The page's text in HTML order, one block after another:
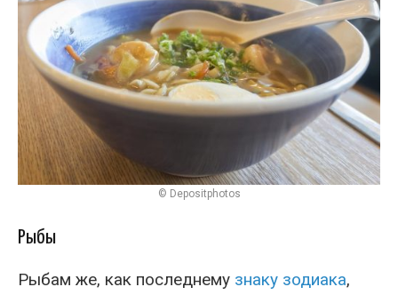
© Depositphotos
Рыбы
Рыбам же, как последнему знаку зодиака,